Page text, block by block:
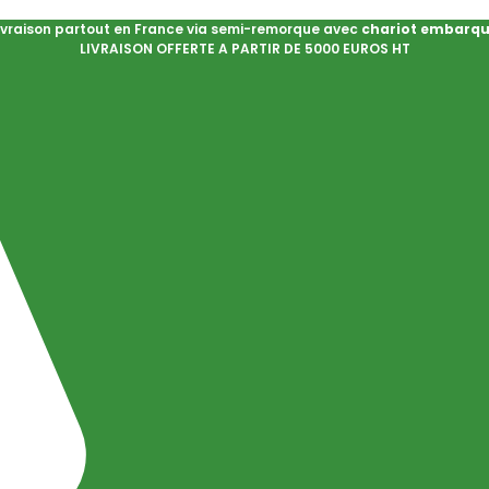
partout en France via semi-remorque avec chariot
LIVRAISON OFFERTE A PARTIR DE 5000 EUROS HT